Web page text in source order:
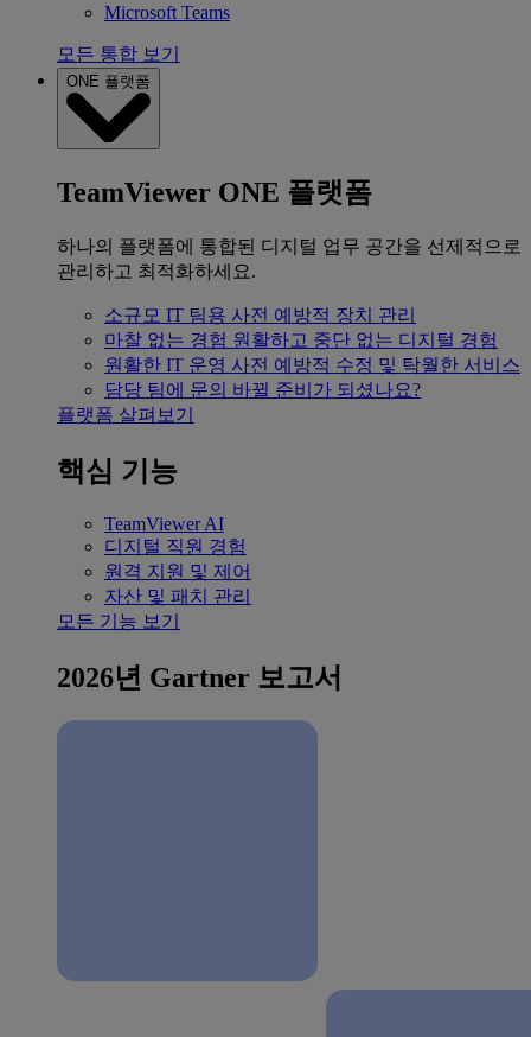
Microsoft Teams
모든 통합 보기
ONE 플랫폼
TeamViewer ONE 플랫폼
하나의 플랫폼에 통합된 디지털 업무 공간을 선제적으로
관리하고 최적화하세요.
소규모 IT 팀용 사전 예방적 장치 관리
마찰 없는 경험 원활하고 중단 없는 디지털 경험
원활한 IT 운영 사전 예방적 수정 및 탁월한 서비스
담당 팀에 문의 바뀔 준비가 되셨나요?
플랫폼 살펴보기
핵심 기능
TeamViewer AI
디지털 직원 경험
원격 지원 및 제어
자산 및 패치 관리
모든 기능 보기
2026년 Gartner 보고서